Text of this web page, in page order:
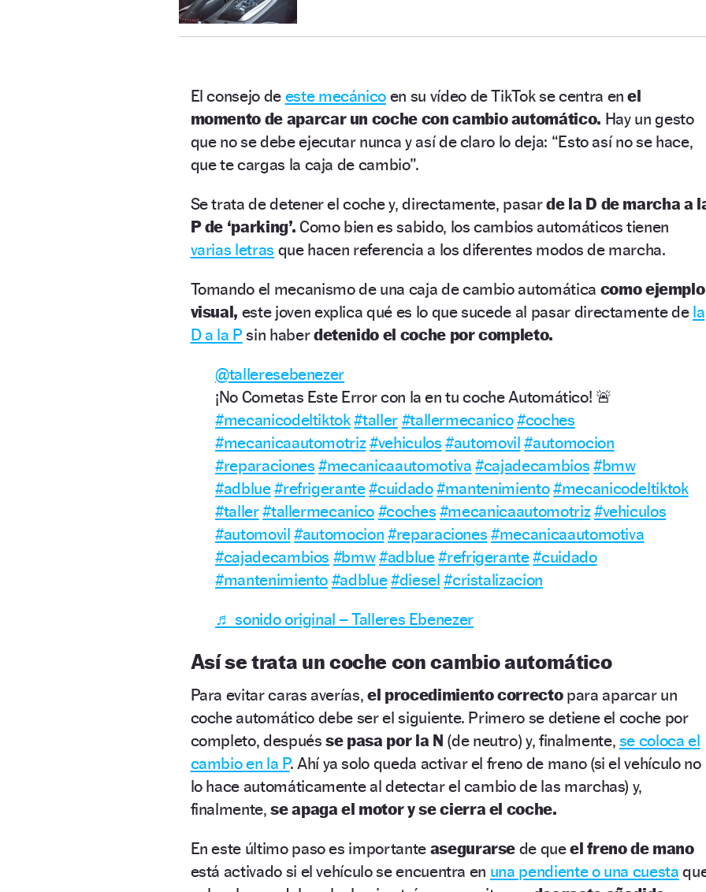
El consejo de este mecánico en su vídeo de TikTok se centra enel
momento de aparcar un coche con cambio automático. Hay un gesto
que no se debe ejecutar nunca y así de claro lo deja: “Esto así no se hace,
que te cargas la caja de cambio”.
Se trata de detener el coche y, directamente, pasarde la D de marcha a
P de ‘parking’. Como bien es sabido, los cambios automáticos tienen
varias letras que hacen referencia a los diferentes modos de marcha.
Tomando el mecanismo de una caja de cambio automática como ejemplo
visual, este joven explica qué es lo que sucede al pasar directamente de la
D a la P sin haberdetenido el coche por completo.
@talleresebenezer
¡No Cometas Este Error con la en tu coche Automático! 🚨
#mecanicodeltiktok#taller #tallermecanico#coches
#mecanicaautomotriz#vehiculos #automovil #automocion
#reparaciones #mecanicaautomotiva #cajadecambios #bmw
#adblue#refrigerante#cuidado#mantenimiento#mecanicodeltiktok
#taller#tallermecanico #coches #mecanicaautomotriz#vehiculos
#automovil #automocion #reparaciones #mecanicaautomotiva
#cajadecambios #bmw#adblue#refrigerante#cuidado
#mantenimiento #adblue#diesel #cristalizacion
♬ sonido original – Talleres Ebenezer
Así se trata un coche con cambio automático
Para evitar caras averías,el procedimiento correcto para aparcar un
coche automático debe ser el siguiente. Primero se detiene el coche por
completo, despuésse pasa por la N (de neutro) y, finalmente, se coloca el
cambio en la P. Ahí ya solo queda activar el freno de mano (si el vehículo no
lo hace automáticamente al detectar el cambio de las marchas) y,
finalmente, se apaga el motor y se cierra el coche.
En este último paso es importante asegurarse de queel freno de mano
está activado si el vehículo se encuentra en una pendiente o una cuesta